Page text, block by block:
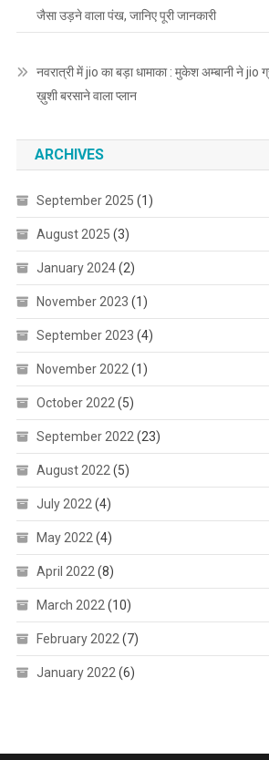
जैसा उड़ने वाला पंख, जानिए पूरी जानकारी
नवरात्री में jio का बड़ा धामाका : मुकेश अम्बानी ने jio
ख़ुशी बरसाने वाला प्लान
ARCHIVES
September 2025 (1)
August 2025 (3)
January 2024(2)
November 2023 (1)
September 2023 (4)
November 2022 (1)
October 2022 (5)
September 2022 (23)
August 2022 (5)
July 2022 (4)
May 2022 (4)
April 2022 (8)
March 2022 (10)
February 2022 (7)
January 2022 (6)